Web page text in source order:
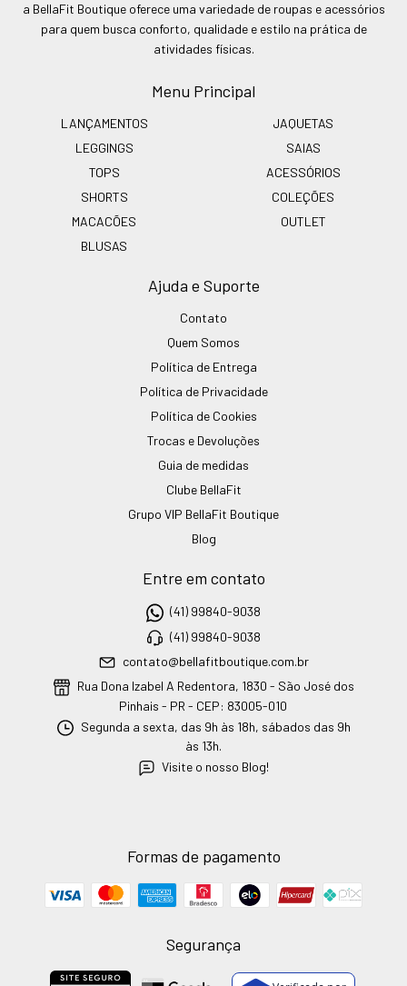
a BellaFit Boutique oferece uma variedade de roupas e acessórios
para quem busca conforto, qualidade e estilo na prática de
atividades físicas.
Menu Principal
LANÇAMENTOS
LEGGINGS
TOPS
SHORTS
MACACÕES
BLUSAS
JAQUETAS
SAIAS
ACESSÓRIOS
COLEÇÕES
OUTLET
Ajuda e Suporte
Contato
Quem Somos
Política de Entrega
Política de Privacidade
Política de Cookies
Trocas e Devoluções
Guia de medidas
Clube BellaFit
Grupo VIP BellaFit Boutique
Blog
Entre em contato
(41) 99840-9038
(41) 99840-9038
contato@bellafitboutique.com.br
Rua Dona Izabel A Redentora, 1830 - São José dos
Pinhais - PR - CEP: 83005-010
Segunda a sexta, das 9h às 18h, sábados das 9h
às 13h.
Visite o nosso Blog!
Formas de pagamento
Segurança